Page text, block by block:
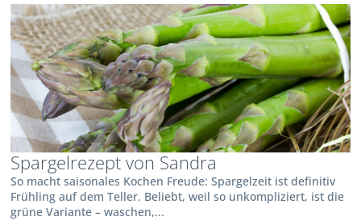
Spargelrezept von Sandra
So macht saisonales Kochen Freude: Spargelzeit ist definitiv
Frühling auf dem Teller. Beliebt, weil so unkompliziert, ist die
grüne Variante – waschen,...